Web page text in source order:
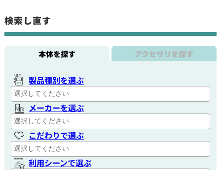
検索し直す
本体を探す アクセサリを探す
製品種別を選ぶ
メーカーを選ぶ
こだわりで選ぶ
利用シーンで選ぶ